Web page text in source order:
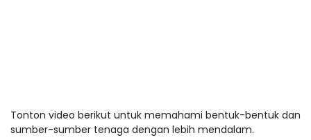
Tonton video berikut untuk memahami bentuk-bentuk dan
sumber-sumber tenaga dengan lebih mendalam.